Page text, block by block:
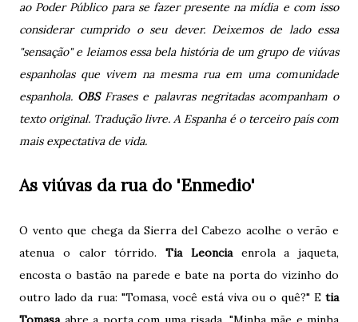
ao Poder Público para se fazer presente na mídia e com isso
considerar cumprido o seu dever. Deixemos de lado essa
"sensação" e leiamos essa bela história de um grupo de viúvas
espanholas que vivem na mesma rua em uma comunidade
espanhola. OBS Frases e palavras negritadas acompanham o
texto original. Tradução livre. A Espanha é o terceiro país com
mais expectativa de vida.
As viúvas da rua do 'Enmedio'
O vento que chega da Sierra del Cabezo acolhe o verão e
atenua o calor tórrido. Tia Leonciaenrola a jaqueta,
encosta o bastão na parede e bate na porta do vizinho do
outro lado da rua: "Tomasa, você está viva ou o quê?" E tia